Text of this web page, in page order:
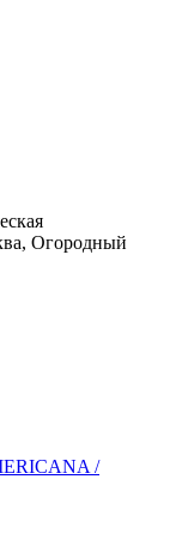
Огородный
/